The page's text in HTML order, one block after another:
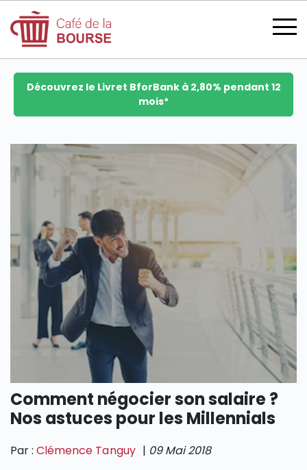
se connecter
devenir membre
CATÉGORIES
SECTIONS
Découvrez le Livret BforBank à 2,80% pendant 12
mois*
Comment négocier son salaire ?
Nos astuces pour les Millennials
Par :Clémence Tanguy | 09 Mai 2018